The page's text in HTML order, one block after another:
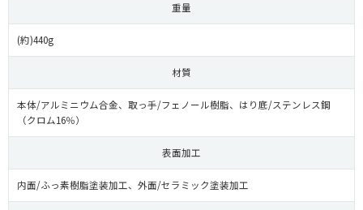
重量
(約)440g
材質
本体/アルミニウム合金、取っ手/フェノール樹脂、はり底/ステンレス鋼
（クロム16％）
表面加工
内面/ふっ素樹脂塗装加工、外面/セラミック塗装加工